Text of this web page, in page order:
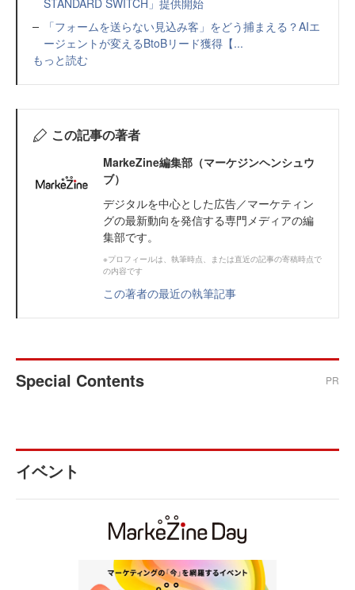
STANDARD SWITCH」提供開始
「フォームを送らない見込み客」をどう捕まえる？AIエ
ージェントが変えるBtoBリード獲得【...
もっと読む
この記事の著者
MarkeZine編集部（マーケジンヘンシュウ
ブ）
デジタルを中心とした広告／マーケティン
グの最新動向を発信する専門メディアの編
集部です。
※プロフィールは、執筆時点、または直近の記事の寄稿時点で
の内容です
この著者の最近の執筆記事
Special Contents PR
イベント